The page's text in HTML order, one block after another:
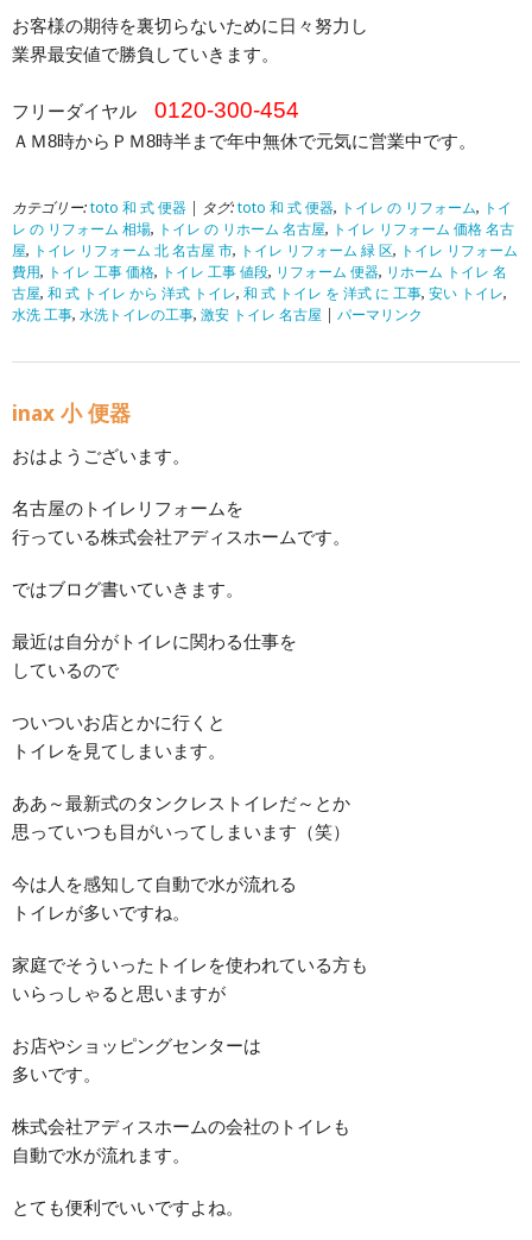
お客様の期待を裏切らないために日々努力し
業界最安値で勝負していきます。
フリーダイヤル 0120-300-454
ＡＭ8時からＰＭ8時半まで年中無休で元気に営業中です。
カテゴリー: toto 和 式 便器 | タグ: toto 和 式 便器, トイレ の リフォーム, トイ
レ の リフォーム 相場, トイレ の リホーム 名古屋, トイレ リフォーム 価格 名古
屋, トイレ リフォーム 北 名古屋 市, トイレ リフォーム 緑 区, トイレ リフォーム
費用, トイレ 工事 価格, トイレ 工事 値段, リフォーム 便器, リホーム トイレ 名
古屋, 和 式 トイレ から 洋式 トイレ, 和 式 トイレ を 洋式 に 工事, 安い トイレ,
水洗 工事, 水洗トイレの工事, 激安 トイレ 名古屋 パーマリンク
inax 小 便器
おはようございます。
名古屋のトイレリフォームを
行っている株式会社アディスホームです。
ではブログ書いていきます。
最近は自分がトイレに関わる仕事を
しているので
ついついお店とかに行くと
トイレを見てしまいます。
ああ～最新式のタンクレストイレだ～とか
思っていつも目がいってしまいます（笑）
今は人を感知して自動で水が流れる
トイレが多いですね。
家庭でそういったトイレを使われている方も
いらっしゃると思いますが
お店やショッピングセンターは
多いです。
株式会社アディスホームの会社のトイレも
自動で水が流れます。
とても便利でいいですよね。